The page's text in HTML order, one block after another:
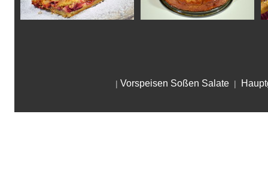
| Vorspeisen Soßen Salate|